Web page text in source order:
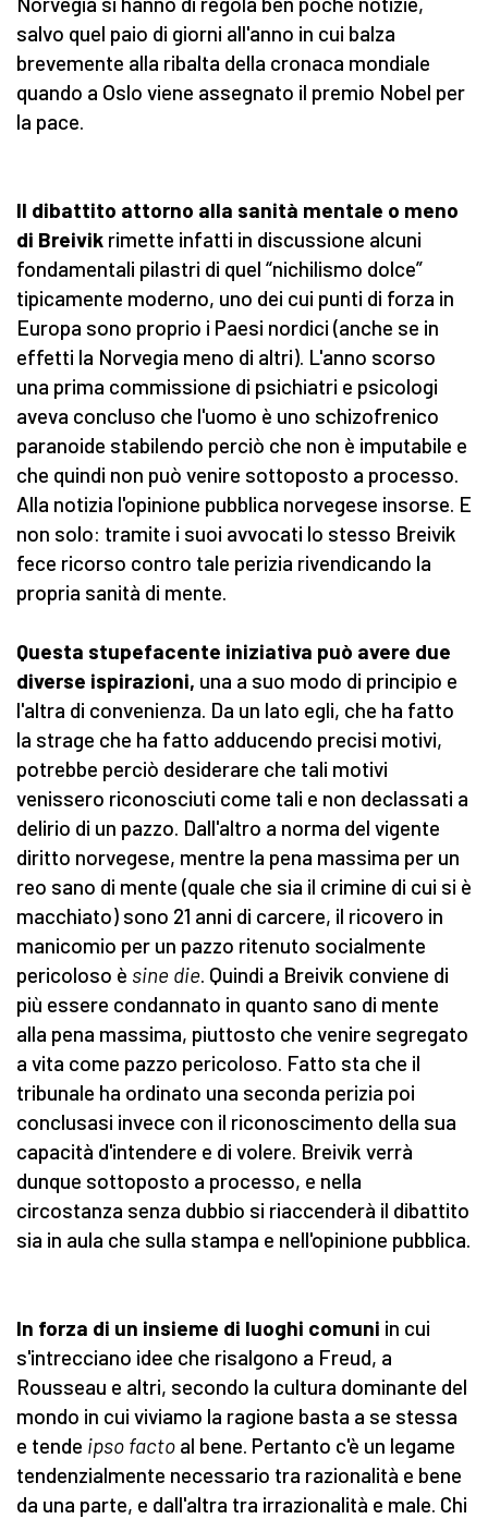
salvo quel paio di giorni all'anno in cui balza
brevemente alla ribalta della cronaca mondiale
quando a Oslo viene assegnato il premio Nobel per
la pace.
Il dibattito attorno alla sanità mentale o meno
di Breivik rimette infatti in discussione alcuni
fondamentali pilastri di quel “nichilismo dolce”
tipicamente moderno, uno dei cui punti di forza in
Europa sono proprio i Paesi nordici (anche se in
effetti la Norvegia meno di altri). L'anno scorso
una prima commissione di psichiatri e psicologi
aveva concluso che l'uomo è uno schizofrenico
paranoide stabilendo perciò che non è imputabile e
che quindi non può venire sottoposto a processo.
Alla notizia l'opinione pubblica norvegese insorse. E
non solo: tramite i suoi avvocati lo stesso Breivik
fece ricorso contro tale perizia rivendicando la
propria sanità di mente.
Questa stupefacente iniziativa può avere due
diverse ispirazioni, una a suo modo di principio e
l'altra di convenienza. Da un lato egli, che ha fatto
la strage che ha fatto adducendo precisi motivi,
potrebbe perciò desiderare che tali motivi
venissero riconosciuti come tali e non declassati a
delirio di un pazzo. Dall'altro a norma del vigente
diritto norvegese, mentre la pena massima per un
reo sano di mente (quale che sia il crimine di cui si è
macchiato) sono 21 anni di carcere, il ricovero in
manicomio per un pazzo ritenuto socialmente
pericoloso è sine die. Quindi a Breivik conviene di
più essere condannato in quanto sano di mente
alla pena massima, piuttosto che venire segregato
a vita come pazzo pericoloso. Fatto sta che il
tribunale ha ordinato una seconda perizia poi
conclusasi invece con il riconoscimento della sua
capacità d'intendere e di volere. Breivik verrà
dunque sottoposto a processo, e nella
circostanza senza dubbio si riaccenderà il dibattito
sia in aula che sulla stampa e nell'opinione pubblica.
In forza di un insieme di luoghi comuni in cui
s'intrecciano idee che risalgono a Freud, a
Rousseau e altri, secondo la cultura dominante del
mondo in cui viviamo la ragione basta a se stessa
e tende ipso facto al bene. Pertanto c'è un legame
tendenzialmente necessario tra razionalità e bene
da una parte, e dall'altra tra irrazionalità e male. Chi